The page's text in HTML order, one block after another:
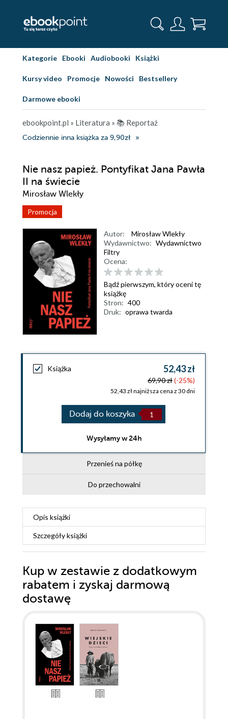
Kategorie Ebooki Audiobooki Książki
Kursy video Promocje Nowości Bestsellery
Darmowe ebooki
ebookpoint.pl » Literatura » 📚 Reportaż
Codziennie inna książka za 9,90zł
Nie nasz papież. Pontyfikat Jana Pawła
II na świecie
Mirosław Wlekły
Promocja
Autor:
Mirosław Wlekły
Wydawnictwo: Wydawnictwo
Filtry
Ocena:
Bądź pierwszym, który oceni tę
książkę
Stron: 400
Druk: oprawa twarda
Książka 52,43 zł
69,90 zł(-25%)
52,43 zł najniższa cena z 30 dni
Dodaj do koszyka
Wysyłamy w 24h
Przenieś na półkę
Do przechowalni
Opis książki
Szczegółyksiążki
Kup w zestawie z dodatkowym
rabatem i zyskaj darmową
dostawę